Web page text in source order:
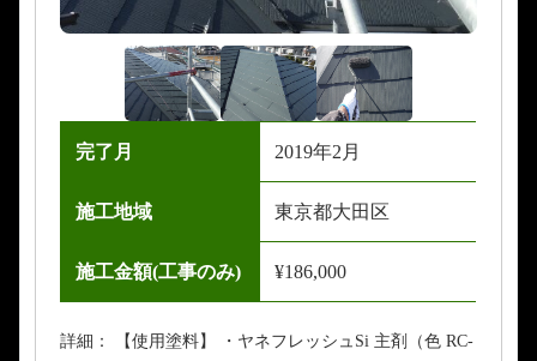
完了月 2019年2月
施工地域 東京都大田区
施工金額(工事のみ) ¥186,000
詳細： 【使用塗料】 ・ヤネフレッシュSi 主剤（色 RC-